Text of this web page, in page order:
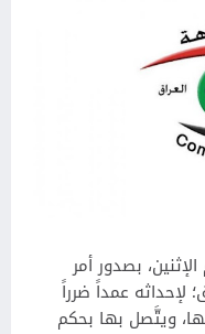
بصدور أمر
عمداً ضرراً
ويتَّصل بها بحكم